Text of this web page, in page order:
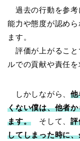
過去の行動を参考
能力や態度が認め
ます。
評価が上がること
ルでの貢献や責任を
しかしながら、他
くない僕は、他者
ます。 そして、評
してしまった時に